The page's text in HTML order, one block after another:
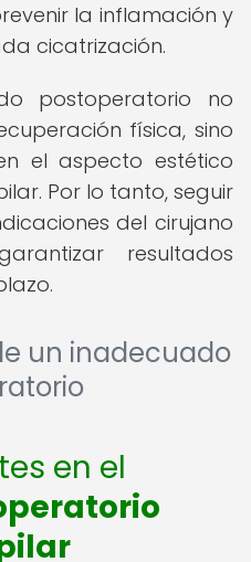
la inflamación y
cicatrización.
postoperatorio no
física, sino
el aspecto estético
Por lo tanto, seguir
del cirujano
resultados
un inadecuado
en el